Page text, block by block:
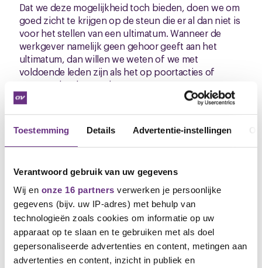
Toestemming Details Advertentie-instellingen
Verantwoord gebruik van uw gegevens
Wij en onze 16 partners verwerken je persoonlijke
gegevens (bijv. uw IP-adres) met behulp van
technologieën zoals cookies om informatie op uw
apparaat op te slaan en te gebruiken met als doel
gepersonaliseerde advertenties en content, metingen aan
advertenties en content, inzicht in publiek en
Dat we deze mogelijkheid toch bieden, doen we om
goed zicht te krijgen op de steun die er al dan niet is
voor het stellen van een ultimatum. Wanneer de
werkgever namelijk geen gehoor geeft aan het
ultimatum, dan willen we weten of we met
voldoende leden zijn als het op poortacties of
eventueel staken aankomt.
Ledenbijeenkomsten
Datum: woensdag 3 juni 2026
Locatie:zaal 1/ kantine
De cao online
Je kunt alle info over de cao-onderhandelingen
terugvinden op de cao-pagina:Cao Hochwald |
CNV. Daar kun je ook vragen stellen of reageren.
Krijg je dit bericht per post dan kun je de cao-pagina